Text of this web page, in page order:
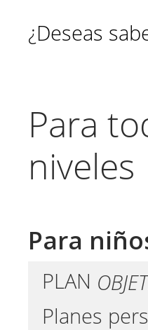
¿Deseas
Para
niveles
Para
PLAN
​Planes